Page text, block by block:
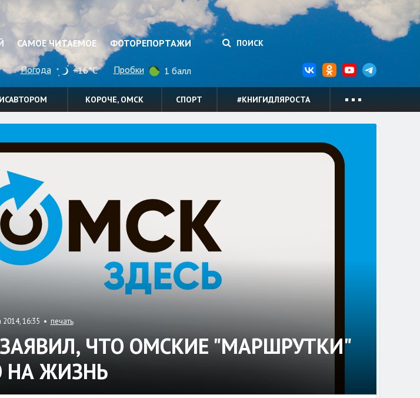
САМОЕ ЧИТАЕМОЕ ФОТОРЕПОРТАЖИ ПОИСК
Погода +16°C Пробки 1 балл
КОРОЧЕ, ОМСК СПОРТ #КНИГИДЛЯРОСТА
16:35 • печать
ЧТО ОМСКИЕ "МАРШРУТКИ"
НА ЖИЗНЬ